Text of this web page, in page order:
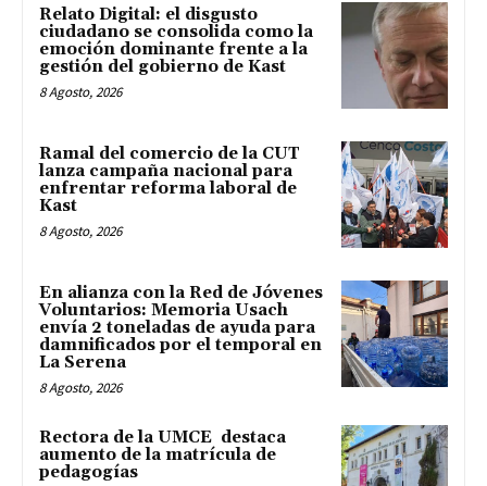
Relato Digital: el disgusto
ciudadano se consolida como la
emoción dominante frente a la
gestión del gobierno de Kast
8 Agosto, 2026
Ramal del comercio de la CUT
lanza campaña nacional para
enfrentar reforma laboral de
Kast
8 Agosto, 2026
En alianza con la Red de Jóvenes
Voluntarios: Memoria Usach
envía 2 toneladas de ayuda para
damnificados por el temporal en
La Serena
8 Agosto, 2026
Rectora de la UMCE destaca
aumento de la matrícula de
pedagogías